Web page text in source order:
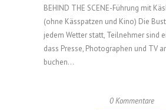
BEHIND THE SCENE-Führung mit
(ohne Kässpatzen und Kino) Die
jedem Wetter statt, Teilnehmer sind
dass Presse, Photographen und TV
buchen...
0 Kommentare